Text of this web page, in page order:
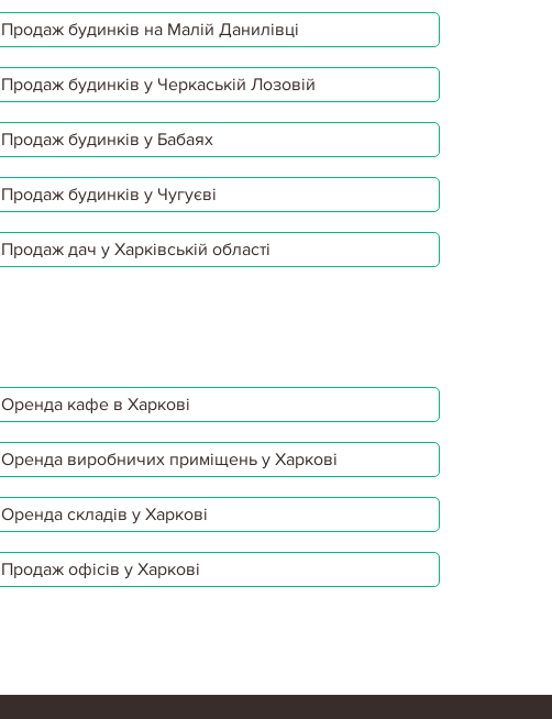
Продаж будинків на Малій Данилівці
Продаж будинків у Черкаській Лозовій
Продаж будинків у Бабаях
Продаж будинків у Чугуєві
Продаж дач у Харківській області
Оренда кафе в Харкові
Оренда виробничих приміщень у Харкові
Оренда складів у Харкові
Продаж офісів у Харкові